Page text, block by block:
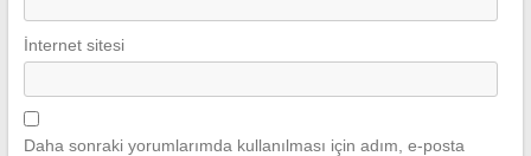
İnternet sitesi
Daha sonraki yorumlarımda kullanılması için adım, e-posta